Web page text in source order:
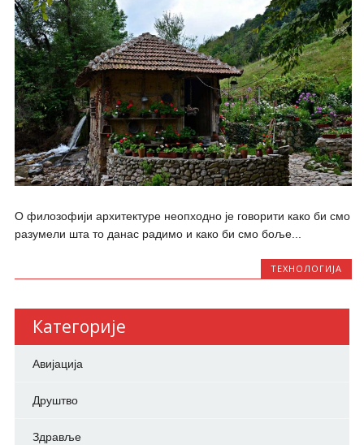
О филозофији архитектуре неопходно је говорити како би смо
разумели шта то данас радимо и како би смо боље...
ТЕХНОЛОГИЈА
Категорије
Авијација
Друштво
Здравље